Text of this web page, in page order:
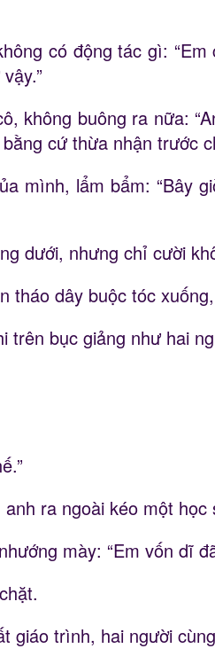
có động tác gì:
không buông ra nữa:
cứ thừa nhận trước
mình, lẩm bẩm: “Bây
dưới, nhưng chỉ cười
tháo dây buộc tóc
trên bục giảng như hai
ra ngoài kéo một học
mày: “Em vốn dĩ
giáo trình, hai người